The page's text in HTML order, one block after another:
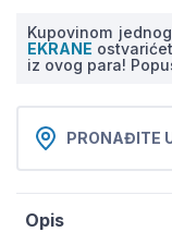
Kupovinom
EKRANE
iz ovog para!
PRONAĐITE
Opis